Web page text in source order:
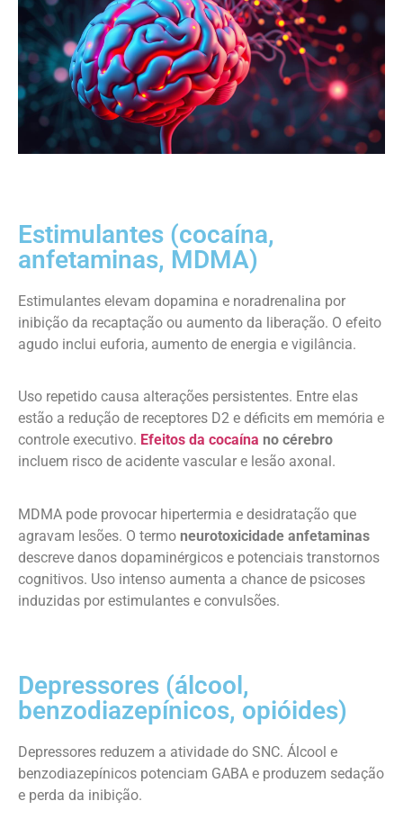
Estimulantes (cocaína,
anfetaminas, MDMA)
Estimulantes elevam dopamina e noradrenalina por
inibição da recaptação ou aumento da liberação. O efeito
agudo inclui euforia, aumento de energia e vigilância.
Uso repetido causa alterações persistentes. Entre elas
estão a redução de receptores D2 e déficits em memória e
controle executivo. Efeitos da cocaína no cérebro
incluem risco de acidente vascular e lesão axonal.
MDMA pode provocar hipertermia e desidratação que
agravam lesões. O termo neurotoxicidade anfetaminas
descreve danos dopaminérgicos e potenciais transtornos
cognitivos. Uso intenso aumenta a chance de psicoses
induzidas por estimulantes e convulsões.
Depressores (álcool,
benzodiazepínicos, opióides)
Depressores reduzem a atividade do SNC. Álcool e
benzodiazepínicos potenciam GABA e produzem sedação
e perda da inibição.